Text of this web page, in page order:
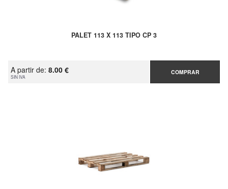
PALET 113 X 113 TIPO CP 3
A partir de: 8.00 €
SIN IVA
COMPRAR